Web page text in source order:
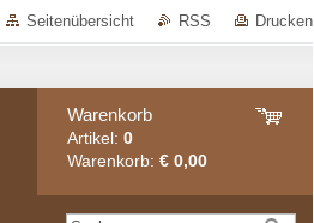
Seitenübersicht RSS Drucken
Warenkorb
Artikel: 0
Warenkorb: € 0,00